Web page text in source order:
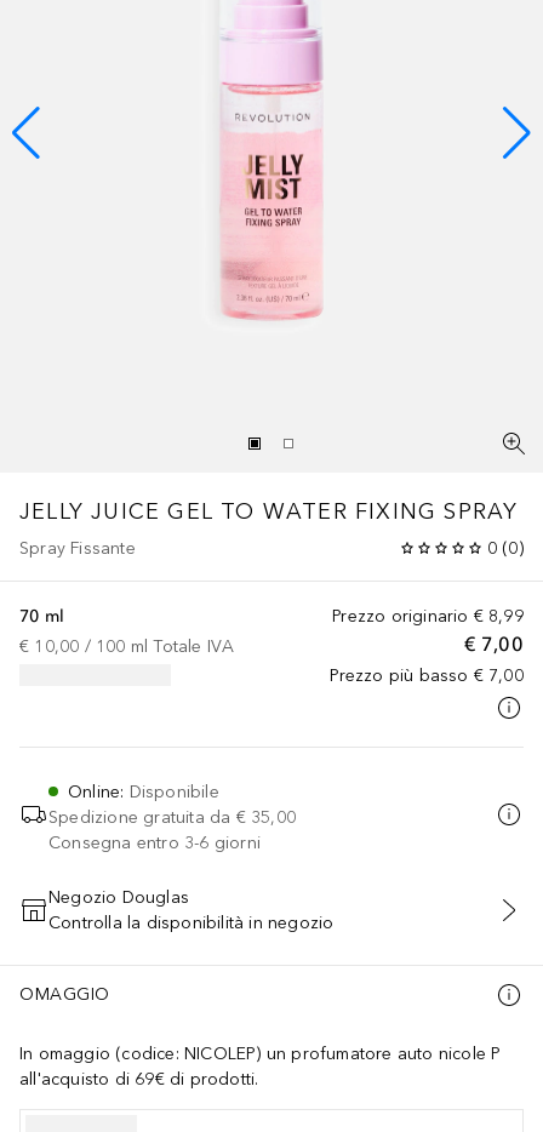
JELLY JUICE GEL TO WATER FIXING SPRAY
Spray Fissante 0 (0)
Prezzo originario € 8,99
€ 7,00
Prezzo più basso € 7,00
70 ml
€ 10,00 / 100 ml Totale IVA
Online: Disponibile
Spedizione gratuita da € 35,00
Consegna entro 3-6 giorni
AGGIUNGI AL CARRELLO
Negozio Douglas
Controlla la disponibilità in negozio
OMAGGIO
In omaggio (codice: NICOLEP) un profumatore auto nicole P
all'acquisto di 69€ di prodotti.